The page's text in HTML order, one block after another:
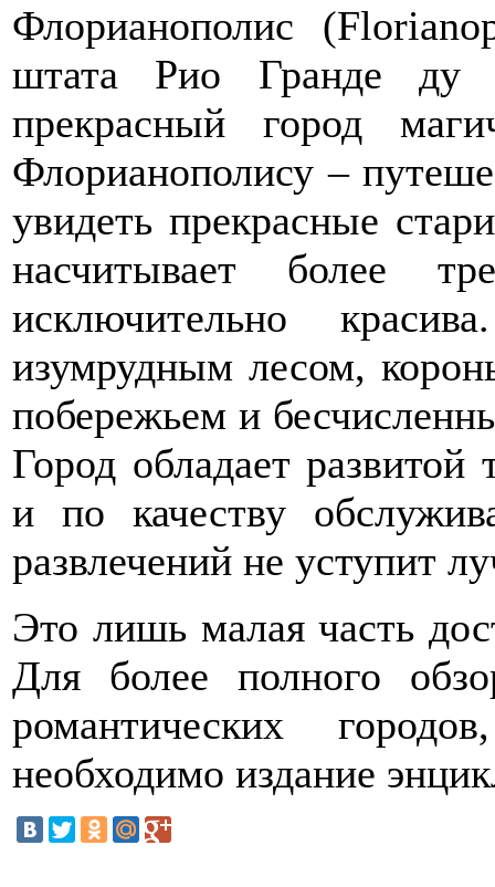
Флорианополис
штата Рио Гранде ду
прекрасный город
Флорианополису –
увидеть прекрасные
насчитывает более
исключительно
изумрудным лесом,
побережьем и
Город обладает развитой
и по качеству
развлечений не уступит
Это лишь малая часть
Для более полного
романтических
необходимо издание